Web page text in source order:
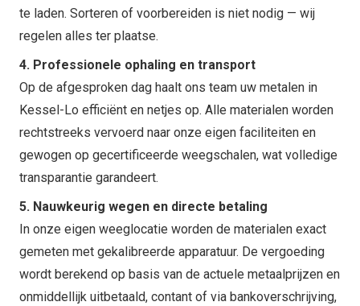
te laden. Sorteren of voorbereiden is niet nodig — wij
regelen alles ter plaatse.
4. Professionele ophaling en transport
Op de afgesproken dag haalt ons team uw metalen in
Kessel-Lo efficiënt en netjes op. Alle materialen worden
rechtstreeks vervoerd naar onze eigen faciliteiten en
gewogen op gecertificeerde weegschalen, wat volledige
transparantie garandeert.
5. Nauwkeurig wegen en directe betaling
In onze eigen weeglocatie worden de materialen exact
gemeten met gekalibreerde apparatuur. De vergoeding
wordt berekend op basis van de actuele metaalprijzen en
onmiddellijk uitbetaald, contant of via bankoverschrijving,